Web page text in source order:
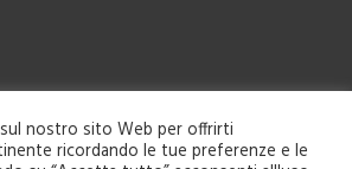
nostro sito Web per offrirti
ricordando le tue preferenze e le